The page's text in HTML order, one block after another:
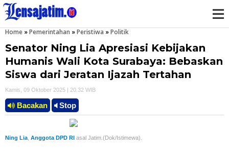
e
Home »Pemerintahan »Peristiwa »Politik
Senator Ning Lia Apresiasi Kebijakan
Humanis Wali Kota Surabaya: Bebaskan
Siswa dari Jeratan Ijazah Tertahan
Kamis, 09 Oktober 2025 | 20.32 WIB
Bacakan Stop
Ning Lia Anggota DPD RI asal Jatim.(Dok/Istimewa).